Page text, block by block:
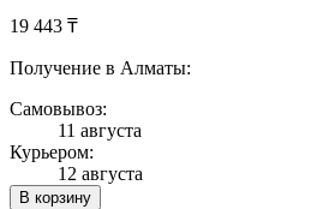
19 443 ₸
Получение в Алматы:
Самовывоз:
11 августа
Курьером:
12 августа
В корзину